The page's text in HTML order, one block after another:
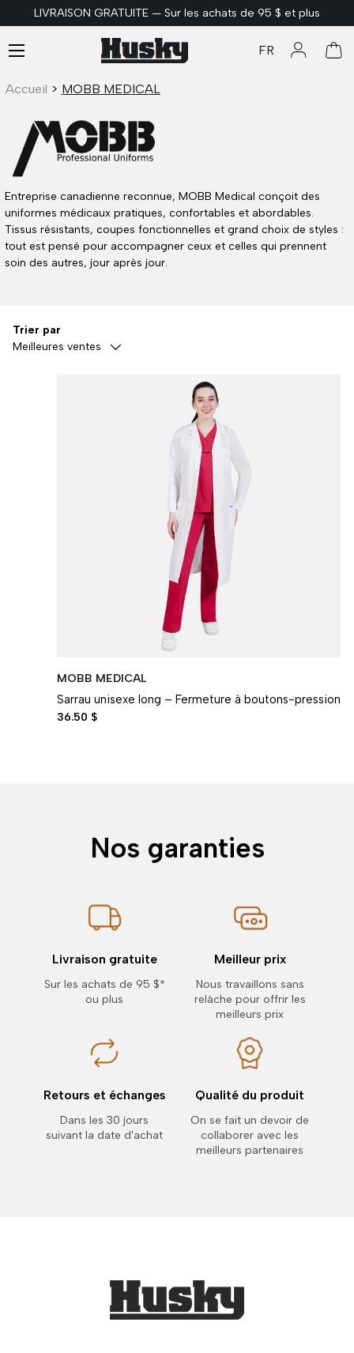
ALLER AU CONTENU
LIVRAISON GRATUITE — Sur les achats de 95 $ et plus
FR Se
Accueil > MOBB MEDICAL
Entreprise canadienne reconnue, MOBB Medical conçoit des
uniformes médicaux pratiques, confortables et abordables.
Tissus résistants, coupes fonctionnelles et grand choix de styles :
tout est pensé pour accompagner ceux et celles qui prennent
soin des autres, jour après jour.
Trier par
Meilleures ventes
MOBB MEDICAL
Sarrau unisexe long – Fermeture à boutons-pression
36.50 $
Nos garanties
Livraison gratuite
Sur les achats de 95 $*
ou plus
Meilleur prix
Nous travaillons sans
relâche pour offrir les
meilleurs prix
Retours et échanges
Dans les 30 jours
suivant la date d'achat
Qualité du produit
On se fait un devoir de
collaborer avec les
meilleurs partenaires